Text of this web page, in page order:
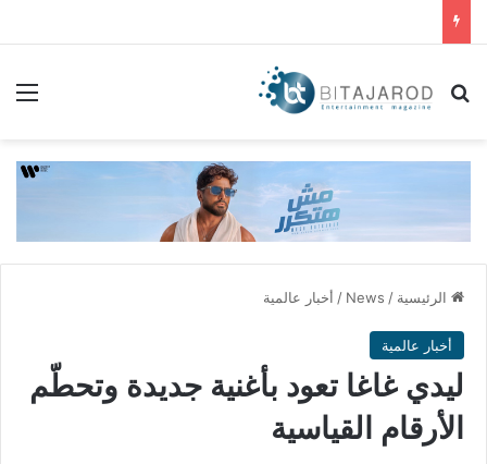
بحث عن
الرئيسية /
News
/ أخبار عالمية
أخبار عالمية
ليدي غاغا تعود بأغنية جديدة وتحطّم
الأرقام القياسية